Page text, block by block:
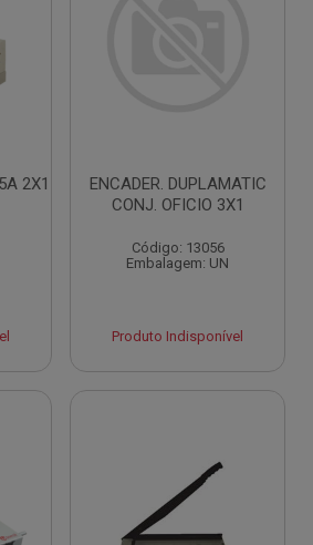
2X1
ENCADER. DUPLAMATIC
CONJ. OFICIO 3X1
Código: 13056
Embalagem: UN
Produto Indisponível